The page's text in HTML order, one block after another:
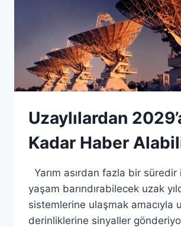
Uzaylılardan
Kadar Haber
Yarım asırdan fazla bir süredir
yaşam barındırabilecek uzak
sistemlerine ulaşmak amacıyla
derinliklerine sinyaller